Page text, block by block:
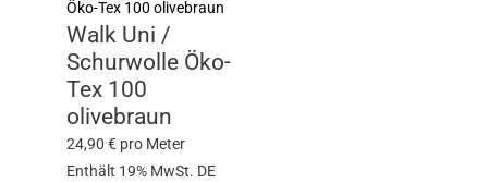
Walk Uni /
Schurwolle Öko-
Tex 100
olivebraun
24,90€ pro Meter
Enthält 19% MwSt. DE